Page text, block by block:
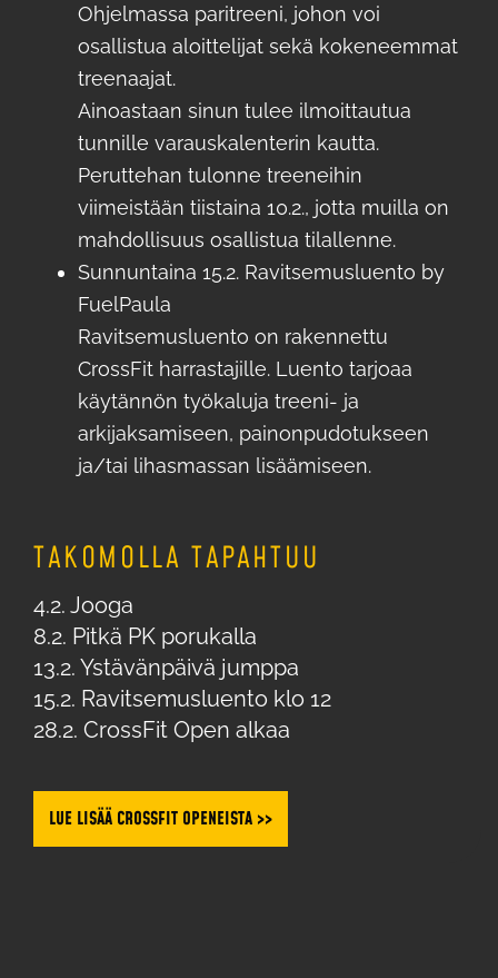
Ohjelmassa paritreeni, johon voi
osallistua aloittelijat sekä kokeneemmat
treenaajat.
Ainoastaan sinun tulee ilmoittautua
tunnille varauskalenterin kautta.
Peruttehan tulonne treeneihin
viimeistään tiistaina 10.2., jotta muilla on
mahdollisuus osallistua tilallenne.
Sunnuntaina 15.2. Ravitsemusluento by
FuelPaula
Ravitsemusluento on rakennettu
CrossFit harrastajille. Luento tarjoaa
käytännön työkaluja treeni- ja
arkijaksamiseen, painonpudotukseen
ja/tai lihasmassan lisäämiseen.
TAKOMOLLA TAPAHTUU
4.2. Jooga
8.2. Pitkä PK porukalla
13.2. Ystävänpäivä jumppa
15.2. Ravitsemusluento klo 12
28.2. CrossFit Open alkaa
LUE LISÄÄ CROSSFIT OPENEISTA >>